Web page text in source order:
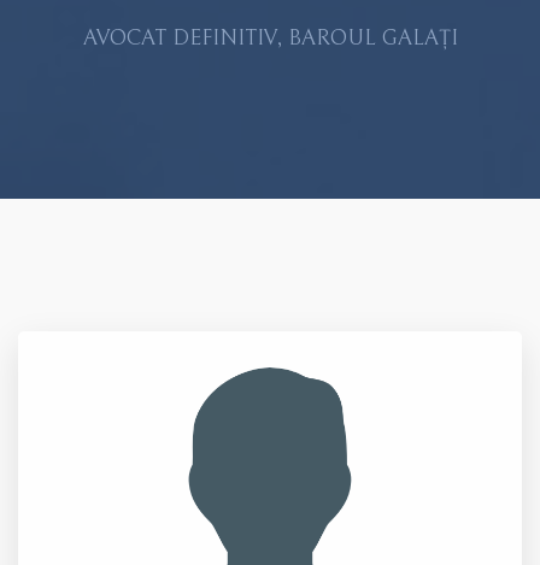
AVOCAT DEFINITIV, BAROUL GALAȚI